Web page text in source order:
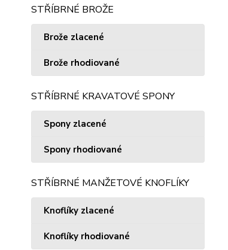
STŘÍBRNÉ BROŽE
Brože zlacené
Brože rhodiované
STŘÍBRNÉ KRAVATOVÉ SPONY
Spony zlacené
Spony rhodiované
STŘÍBRNÉ MANŽETOVÉ KNOFLÍKY
Knoflíky zlacené
Knoflíky rhodiované